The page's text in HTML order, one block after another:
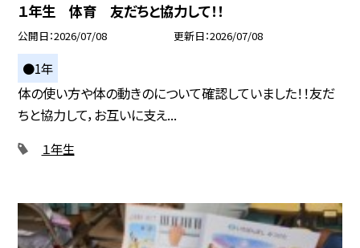
１年生 体育 友だちと協力して！！
公開日 2026/07/08 更新日 2026/07/08
●1年
体の使い方や体の動きのについて確認していました！！友だ
ちと協力して，お互いに支え...
１年生